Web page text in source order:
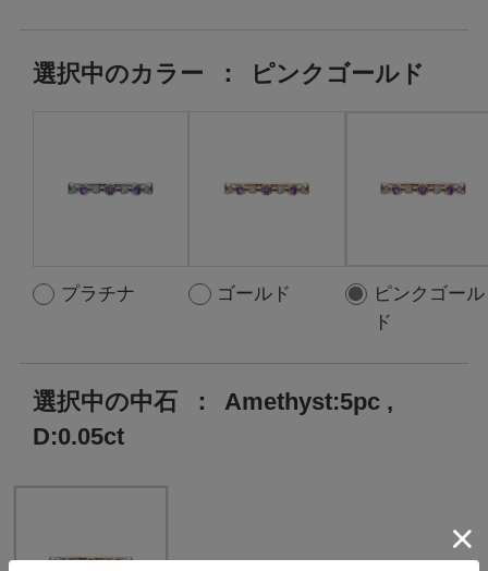
選択中のカラー ： ピンクゴールド
プラチナ ゴールド
ピンクゴール
ド
選択中の中石 ：
Amethyst:5pc ,
D:0.05ct